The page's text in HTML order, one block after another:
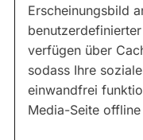
Erscheinungsbild
verfügen über
sodass Ihre
einwandfrei
Media-Seite